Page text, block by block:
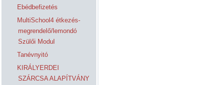
Ebédbefizetés
MultiSchool4 étkezés-
megrendelő/lemondó
Szülői Modul
Tanévnyitó
KIRÁLYERDEI
SZÁRCSA ALAPÍTVÁNY